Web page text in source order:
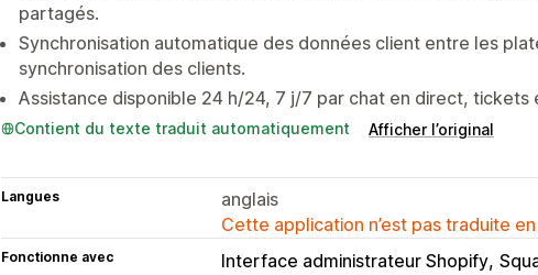
partagés.
Synchronisation automatique des données client entre les
synchronisation des clients.
Assistance disponible 24 h/24, 7 j/7 par chat en direct, tickets
Contient du texte traduit automatiquement Afficher l’original
Langues
anglais
Cette application n’est pas traduite
Fonctionne avec Interface administrateur Shopify